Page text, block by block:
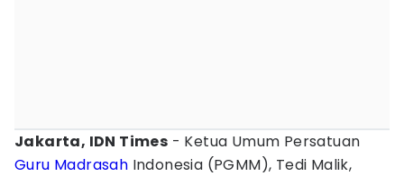
Jakarta, IDN Times - Ketua Umum Persatuan
Guru Madrasah Indonesia (PGMM), Tedi Malik,